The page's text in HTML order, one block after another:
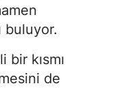
buluyor.
bir kısmı
de